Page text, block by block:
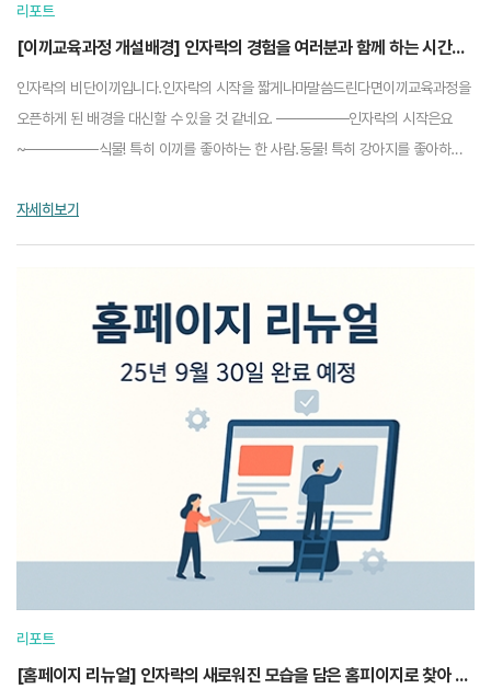
리포트
[이끼교육과정 개설배경] 인자락의 경험을 여러분과 함께 하는 시간입니다.
인자락의 비단이끼입니다.인자락의 시작을 짧게나마말씀드린다면이끼교육과정을
오픈하게 된 배경을 대신할 수 있을 것 같네요. ───────인자락의 시작은요
~───────식물! 특히 이끼를 좋아하는 한 사람.동물! 특히 강아지를 좋아하는
자세히보기
리포트
[홈페이지 리뉴얼] 인자락의 새로워진 모습을 담은 홈피이지로 찾아 오겠습니다.